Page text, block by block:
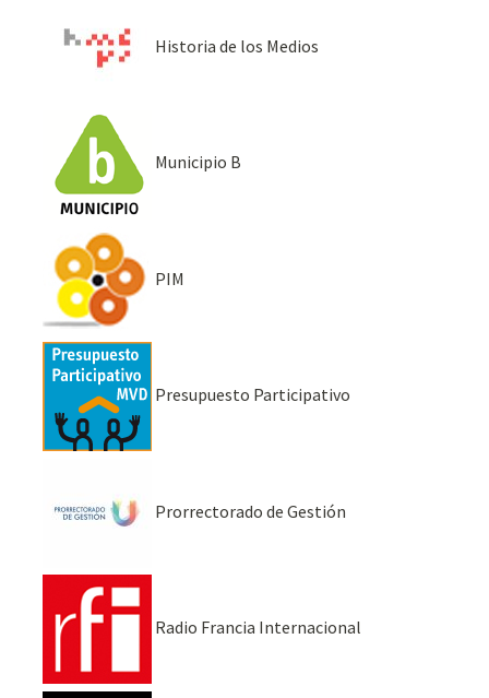
Historia de los Medios
Municipio B
PIM
Presupuesto Participativo
Prorrectorado de Gestión
Radio Francia Internacional